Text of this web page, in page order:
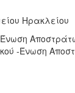
Ηρακλείου
-Ένωση